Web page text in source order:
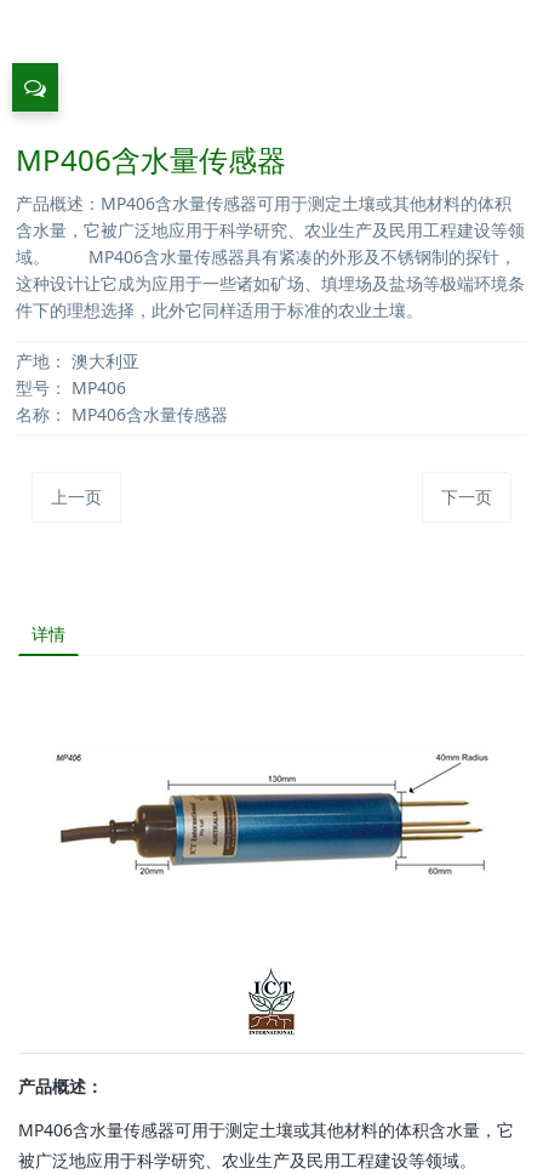
MP406含水量传感器
产品概述：MP406含水量传感器可用于测定土壤或其他材料的体积
含水量，它被广泛地应用于科学研究、农业生产及民用工程建设等领
域。 MP406含水量传感器具有紧凑的外形及不锈钢制的探针，
这种设计让它成为应用于一些诸如矿场、填埋场及盐场等极端环境条
件下的理想选择，此外它同样适用于标准的农业土壤。
产地： 澳大利亚
型号： MP406
名称： MP406含水量传感器
上一页 下一页
详情
产品概述：
MP406含水量传感器可用于测定土壤或其他材料的体积含水量，它
被广泛地应用于科学研究、农业生产及民用工程建设等领域。